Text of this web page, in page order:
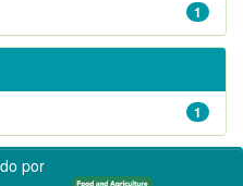
1
1
por